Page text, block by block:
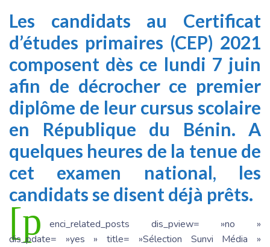
Les candidats au Certificat
d’études primaires (CEP) 2021
composent dès ce lundi 7 juin
afin de décrocher ce premier
diplôme de leur cursus scolaire
en République du Bénin. A
quelques heures de la tenue de
cet examen national, les
candidats se disent déjà prêts.
[p
enci_related_posts dis_pview= »no »
dis_pdate= »yes » title= »Sélection Sunvi Média »